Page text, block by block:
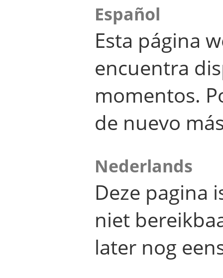
Español
Esta página
encuentra
momentos.
de nuevo
Nederlands
Deze pagina
niet
later nog